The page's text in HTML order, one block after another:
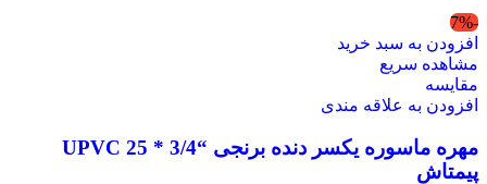
-7%
افزودن به سبد خرید
مشاهده سریع
مقایسه
افزودن به علاقه مندی
مهره ماسوره یکسر دنده برنجی “3/4 * 25 UPVC
پیمتاش